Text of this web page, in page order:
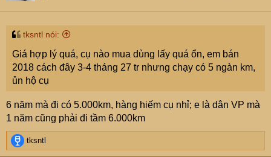
tksntl nói:
Giá hợp lý quá, cụ nào mua dùng lấy quá ổn, em bán
2018 cách đây 3-4 tháng 27 tr nhưng chạy có 5 ngàn km,
ủn hộ cụ
6 năm mà đi có 5.000km, hàng hiếm cụ nhỉ; e là dân VP mà
1 năm cũng phải đi tầm 6.000km
R
e
tksntl